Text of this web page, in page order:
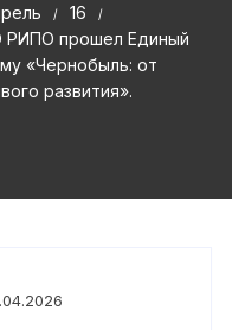
16
РИПО прошел Единый
«Чернобыль: от
развития».